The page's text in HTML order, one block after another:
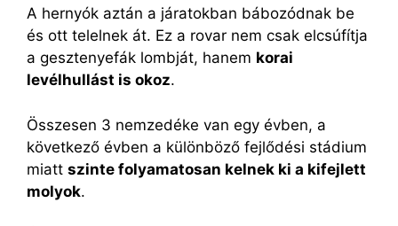
A hernyók aztán a járatokban bábozódnak be
és ott telelnek át. Ez a rovar nem csak elcsúfítja
a gesztenyefák lombját, hanem korai
levélhullást is okoz.
Összesen 3 nemzedéke van egy évben, a
következő évben a különböző fejlődési stádium
miatt szinte folyamatosan kelnek ki a kifejlett
molyok.